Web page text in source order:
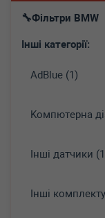
Фільтри BMW
Інші категорії:
AdBlue (1)
Koмпютepнa
Інші датчики
Інші